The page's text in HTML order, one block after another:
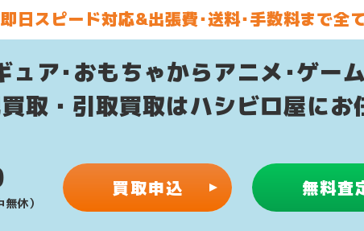
日スピード対応&出張費･送料･手数料まで全
ュア･おもちゃからアニメ･ゲー
取・引取買取はハシビロ屋に
休）
買取申込 無料査